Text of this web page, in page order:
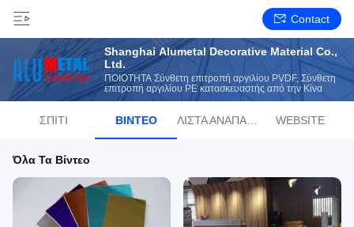
Contact
Shanghai Alumetal Decorative Material Co.,
Ltd.
ΠΟΙΟΤΗΤΑ Σύνθετη επιτροπή αργιλίου PVDF, Σύνθετη
επιτροπή αργιλίου PE κατασκευαστής από την Κίνα
ΣΠΊΤΙ ΒΊΝΤΕΟ WEBSITE
Όλα Τα Βίντεο